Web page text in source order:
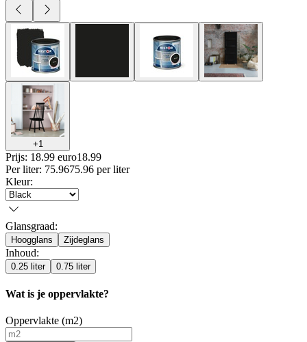
+1
Prijs: 18.99 euro18.99
Per liter: 75.9675.96 per liter
Kleur:
Glansgraad:
Hoogglans Zijdeglans
Inhoud:
0.25 liter 0.75 liter
Wat is je oppervlakte?
Oppervlakte (m2)